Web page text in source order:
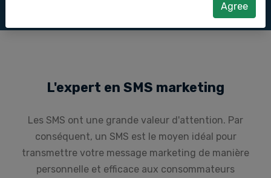
L'expert en SMS marketing
Les SMS ont une grande valeur d'attention. Par
conséquent, un SMS est le moyen idéal pour
transmettre votre message marketing de manière
personnelle et efficace aux consommateurs
Agree